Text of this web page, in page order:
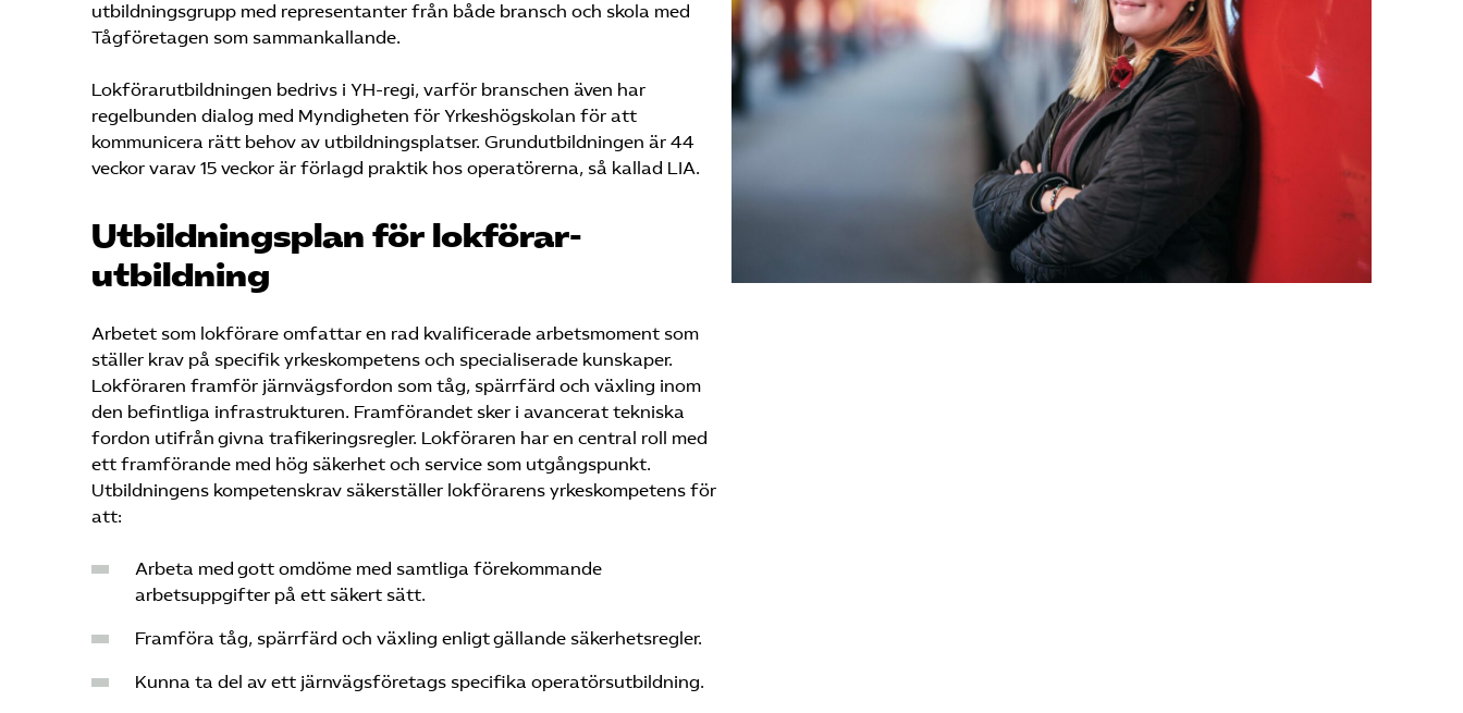
Sök på tagforetagen.se
utbildningsgrupp med representanter från både bransch och skola med
Tåg­företagen som sammankallande.
Lokförar­utbildningen bedrivs i YH-regi, varför branschen även har
regelbunden dialog med Myndigheten för Yrkeshögskolan för att
kommunicera rätt behov av utbildningsplatser. Grund­utbildningen är 44
veckor varav 15 veckor är förlagd praktik hos operatörerna, så kallad LIA.
Utbildningsplan för lokförar­
utbildning
Arbetet som lokförare omfattar en rad kvalificerade arbetsmoment som
ställer krav på specifik yrkeskompetens och specialiserade kunskaper.
Lokföraren framför järnvägsfordon som tåg, spärrfärd och växling inom
den befintliga infrastrukturen. Framförandet sker i avancerat tekniska
fordon utifrån givna trafikeringsregler. Lokföraren har en central roll med
ett framförande med hög säkerhet och service som utgångspunkt.
Utbildningens kompetenskrav säkerställer lokförarens yrkeskompetens för
att:
Arbeta med gott omdöme med samtliga förekommande
arbetsuppgifter på ett säkert sätt.
Framföra tåg, spärrfärd och växling enligt gällande säkerhetsregler.
Kunna ta del av ett järnvägs­företags specifika operatörs­utbildning.